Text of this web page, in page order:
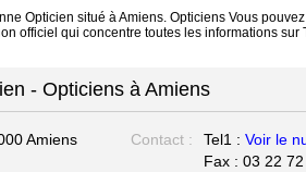
Opticien situé à Amiens. Opticiens Vous
officiel qui concentre toutes les informations
- Opticiens à Amiens
Amiens
Contact : Tel1 : Voir le
Fax : 03 22